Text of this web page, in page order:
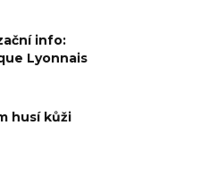
info:
Lyonnais
husí kůži